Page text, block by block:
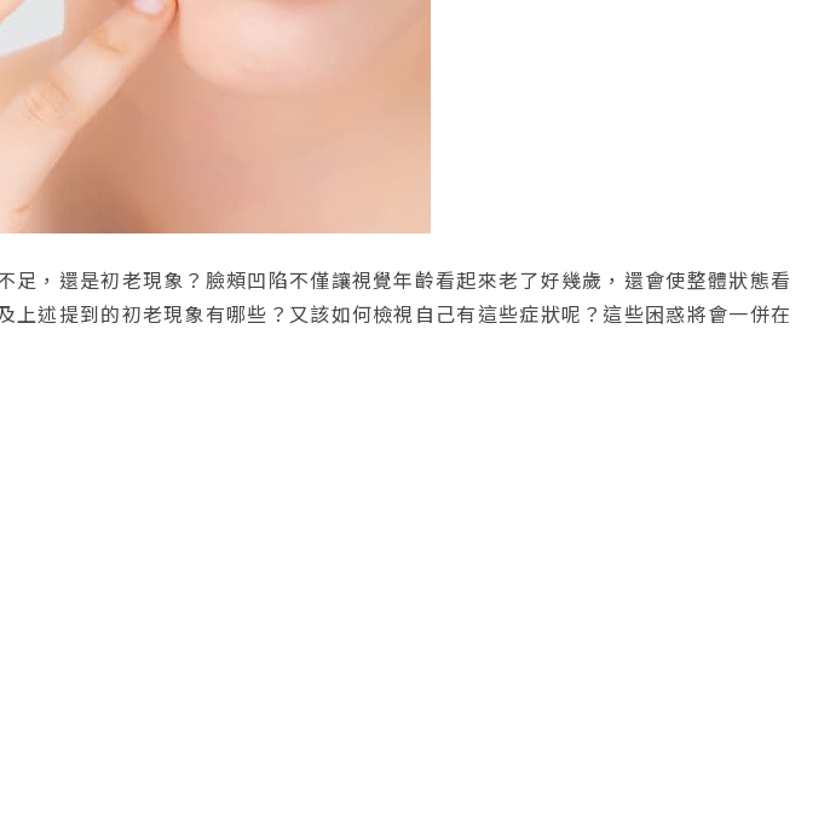
，還是初老現象？臉頰凹陷不僅讓視覺年齡看起來老了好幾歲，還會使整體狀態看
述提到的初老現象有哪些？又該如何檢視自己有這些症狀呢？這些困惑將會一併在